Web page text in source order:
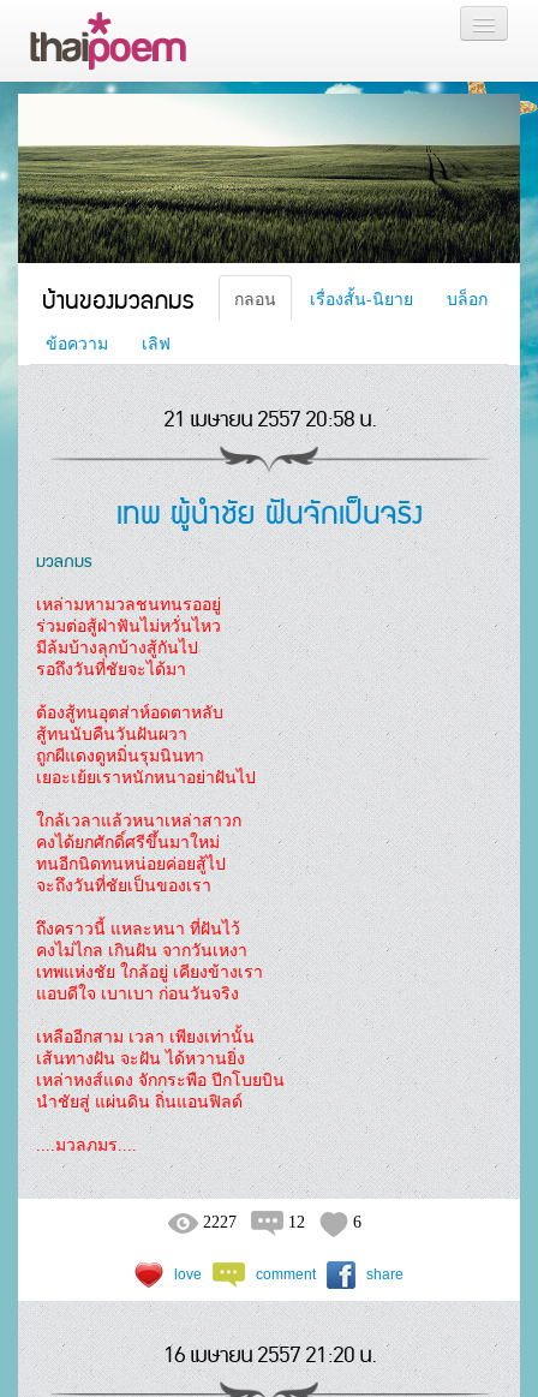
กลอน
เรื่องสั้น นิยาย
บล็อก
สมาชิก
หน้าส่วนตัว
บ้านของมวลภมร กลอน เรื่องสั้น-นิยาย
บล็อก
ข้อความ
เลิฟ
21 เมษายน 2557 20:58 น.
เทพ ผู้นำชัย ฝันจักเป็นจริง
มวลภมร
เหล่ามหามวลชนทนรออยู่
ร่วมต่อสู้ฝ่าฟันไม่หวั่นไหว
มีล้มบ้างลุกบ้างสู้กันไป
รอถึงวันที่ชัยจะได้มา
ต้องสู้ทนอุตส่าห์อดตาหลับ
สู้ทนนับคืนวันฝันผวา
ถูกผีแดงดูหมิ่นรุมนินทา
เยอะเย้ยเราหนักหนาอย่าฝันไป
ใกล้เวลาแล้วหนาเหล่าสาวก
คงได้ยกศักดิ์ศรีขึ้นมาใหม่
ทนอีกนิดทนหน่อยค่อยสู้ไป
จะถึงวันที่ชัยเป็นของเรา
ถึงคราวนี้ แหละหนา ที่ฝันไว้
คงไม่ไกล เกินฝัน จากวันเหงา
เทพแห่งชัย ใกล้อยู่ เคียงข้างเรา
แอบดีใจ เบาเบา ก่อนวันจริง
เหลืออีกสาม เวลา เพียงเท่านั้น
เส้นทางฝัน จะฝัน ได้หวานยิ่ง
เหล่าหงส์แดง จักกระพือ ปีกโบยบิน
นำชัยสู่ แผ่นดิน ถิ่นแอนฟิลด์
....มวลภมร....
2227 12 6
love comment share
16 เมษายน 2557 21:20 น.